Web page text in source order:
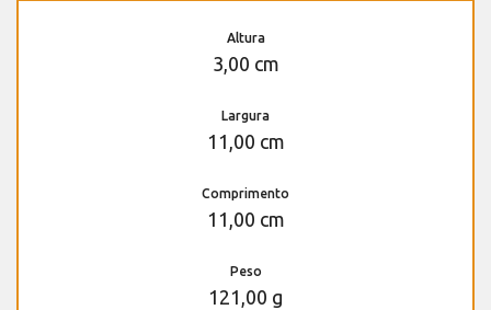
Altura
3,00 cm
Largura
11,00 cm
Comprimento
11,00 cm
Peso
121,00 g